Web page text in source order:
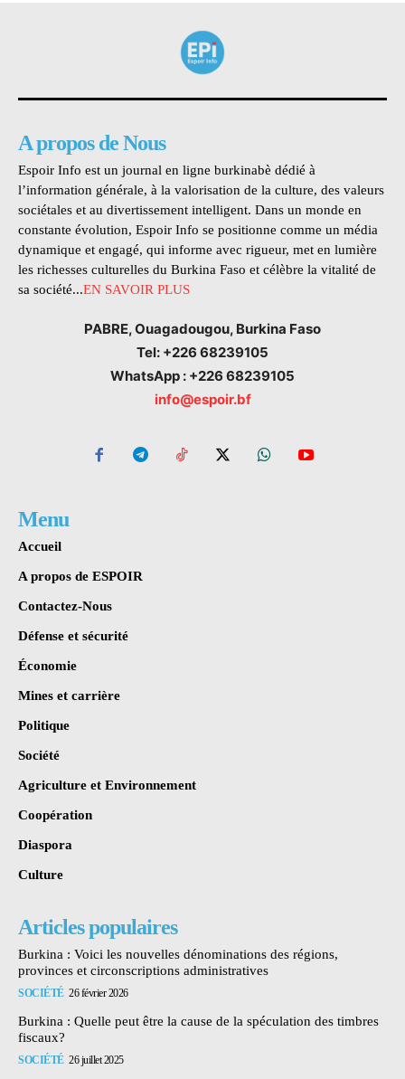
A propos de Nous
Espoir Info est un journal en ligne burkinabè dédié à
l’information générale, à la valorisation de la culture, des valeurs
sociétales et au divertissement intelligent. Dans un monde en
constante évolution, Espoir Info se positionne comme un média
dynamique et engagé, qui informe avec rigueur, met en lumière
les richesses culturelles du Burkina Faso et célèbre la vitalité de
sa société...EN SAVOIR PLUS
PABRE, Ouagadougou, Burkina Faso
Tel: +226 68239105
WhatsApp : +226 68239105
info@espoir.bf
Menu
Accueil
A propos de ESPOIR
Contactez-Nous
Défense et sécurité
Économie
Mines et carrière
Politique
Société
Agriculture et Environnement
Coopération
Diaspora
Culture
Articles populaires
Burkina : Voici les nouvelles dénominations des régions,
provinces et circonscriptions administratives
SOCIÉTÉ 26 février 2026
Burkina : Quelle peut être la cause de la spéculation des timbres
fiscaux?
SOCIÉTÉ 26 juillet 2025